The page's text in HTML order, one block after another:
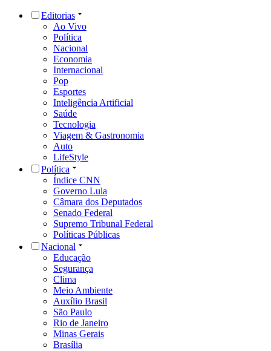
Editorias
Ao Vivo
Política
Nacional
Economia
Internacional
Pop
Esportes
Inteligência Artificial
Saúde
Tecnologia
Viagem & Gastronomia
Auto
LifeStyle
Política
Índice CNN
Governo Lula
Câmara dos Deputados
Senado Federal
Supremo Tribunal Federal
Políticas Públicas
Nacional
Educação
Segurança
Clima
Meio Ambiente
Auxílio Brasil
São Paulo
Rio de Janeiro
Minas Gerais
Brasília